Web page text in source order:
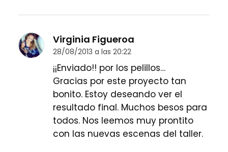
Virginia Figueroa
28/08/2013 a las 20:22
¡¡Enviado!! por los pelillos…
Gracias por este proyecto tan
bonito. Estoy deseando ver el
resultado final. Muchos besos para
todos. Nos leemos muy prontito
con las nuevas escenas del taller.